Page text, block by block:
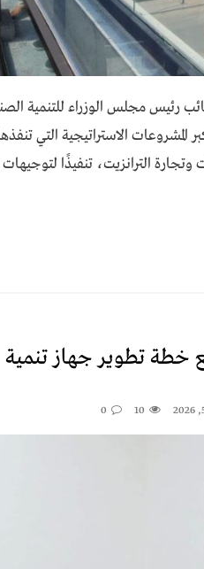
رئيس مجلس الوزراء للتنمية
المشروعات الاستراتيجية التي
الترانزيت، تنفيذًا
خطة تطوير جهاز تنمية
10
0